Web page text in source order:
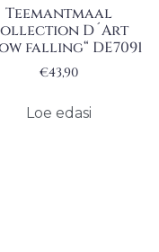
Teemantmaal
D´Art
falling“ DE7091
€43,90
Loe edasi